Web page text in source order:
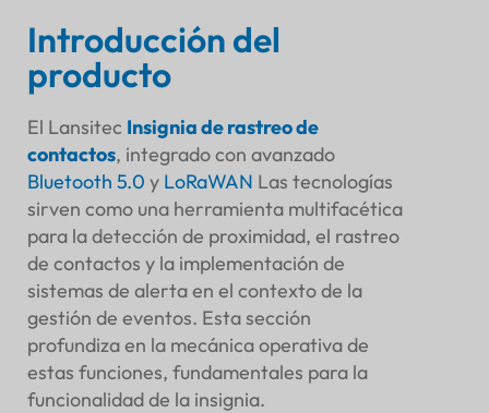
Introducción del
producto
El Lansitec Insignia de rastreo de
contactos, integrado con avanzado
Bluetooth 5.0 y LoRaWAN Las tecnologías
sirven como una herramienta multifacética
para la detección de proximidad, el rastreo
de contactos y la implementación de
sistemas de alerta en el contexto de la
gestión de eventos. Esta sección
profundiza en la mecánica operativa de
estas funciones, fundamentales para la
funcionalidad de la insignia.